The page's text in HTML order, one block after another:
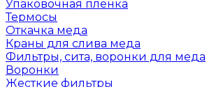
Упаковочная пленка
Термосы
Откачка меда
Краны для слива меда
Фильтры, сита, воронки для меда
Воронки
Жесткие фильтры